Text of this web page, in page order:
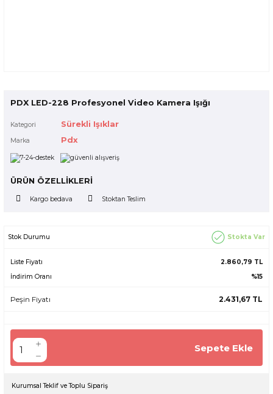
PDX LED-228 Profesyonel Video Kamera Işığı
Kategori Sürekli Işıklar
Marka Pdx
ÜRÜN ÖZELLİKLERİ
Kargo bedava Stoktan Teslim
Stok Durumu Stokta Var
Liste Fiyatı
2.860,79 TL
İndirim Oranı
%15
Peşin Fiyatı 2.431,67 TL
Sepete Ekle
Kurumsal Teklif ve Toplu Sipariş